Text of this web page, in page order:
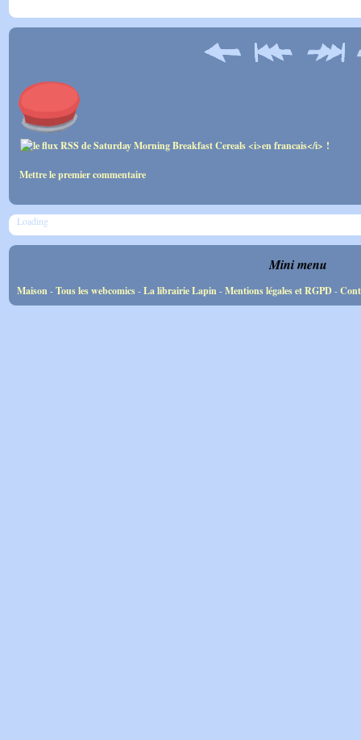
Mettre le premier commentaire
Loading
Mini menu
Maison-Tous les webcomics-La librairie Lapin-Mentions légales et RGPD-